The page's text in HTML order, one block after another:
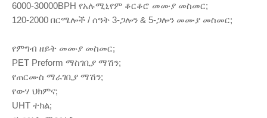
6000-30000BPH የአሉሚኒየም ቆርቆሮ መሙያ መስመር;
120-2000 በርሜሎች / ሰዓት 3-ጋሎን & 5-ጋሎን መሙያ መስመር;
የምግብ ዘይት መሙያ መስመር;
PET Preform ማስገቢያ ማሽን;
የጠርሙስ ማራገቢያ ማሽን;
የውሃ ህክምና;
UHT ተክል;